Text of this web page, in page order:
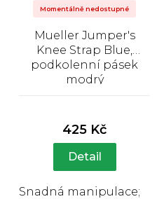
Mueller Jumper's
Knee Strap Blue,
podkolenní pásek
modrý
produktu
hvězdiček.
Momentálně nedostupné
425 Kč
Detail
Snadná manipulace;